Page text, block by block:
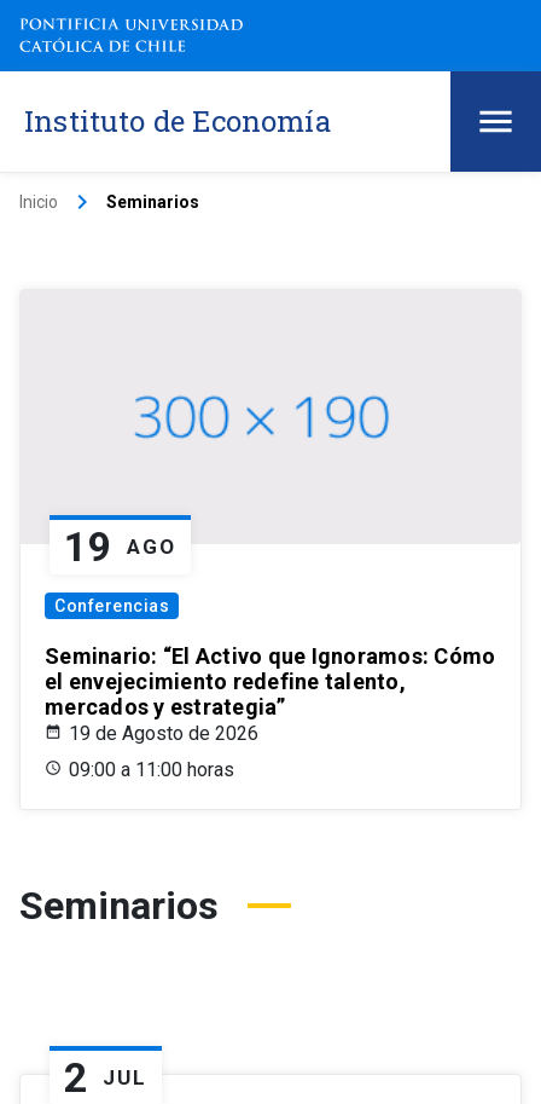
Instituto de Economía
Inicio keyboard_arrow_right Seminarios
19 AGO
Conferencias
Seminario: “El Activo que Ignoramos: Cómo
el envejecimiento redefine talento,
mercados y estrategia”
19 de Agosto de 2026
09:00 a 11:00 horas
Seminarios
2 JUL